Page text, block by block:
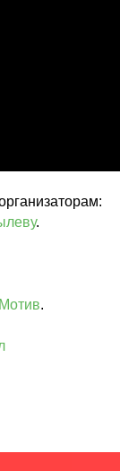
.
Мотив.